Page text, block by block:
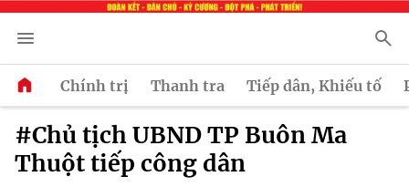
Chính trị Thanh tra Tiếp dân, Khiếu tố
#Chủ tịch UBND TP Buôn Ma
Thuột tiếp công dân